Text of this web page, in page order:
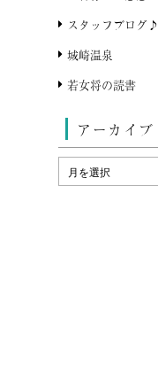
スタッフブログ♪
城崎温泉
若女将の読書
アーカイブ